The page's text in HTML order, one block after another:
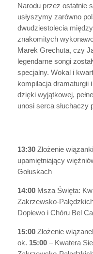
Narodu przez ostatnie
usłyszymy zarówno
dwudziestolecia
znakomitych
Marek Grechuta, czy
legendarne songi
specjalny. Wokal i
kompilacja dramaturgii
dzięki wyjątkowej,
unosi serca słuchaczy
13:30 Złożenie
upamiętniający
Gołuskach
14:00 Msza Święta:
Zakrzewsko-
Dopiewo i Chóru Bel
15:00 Złożenie
ok. 15:00 – Kwatera